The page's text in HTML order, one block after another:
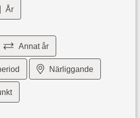
År
Annat år
Närliggande